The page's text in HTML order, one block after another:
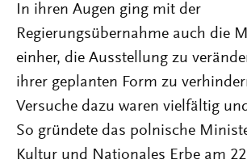
In ihren Augen ging mit der
Regierungsübernahme auch die
einher, die Ausstellung zu
ihrer geplanten Form zu
Versuche dazu waren vielfältig
So gründete das polnische
Kultur und Nationales Erbe am